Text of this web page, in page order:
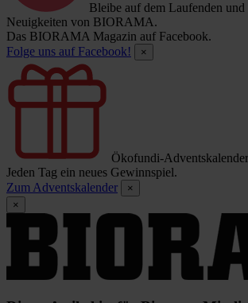
Bleibe auf dem Laufenden und
Neuigkeiten von BIORAMA.
Das BIORAMA Magazin auf Facebook.
Folge uns auf Facebook!
×
Ökofundi-Adventskalender
Jeden Tag ein neues Gewinnspiel.
Zum Adventskalender
×
×